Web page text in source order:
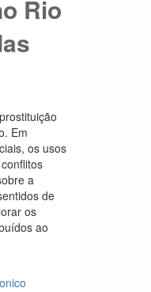
Rio
Em
os usos
a
de
os
ao